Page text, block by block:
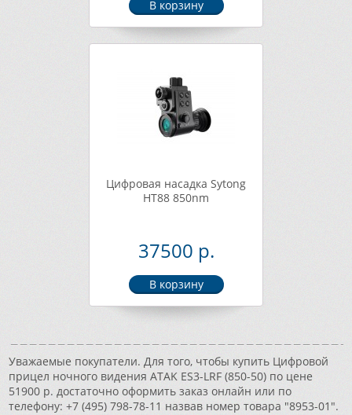
Цифровая насадка Sytong
HT88 850nm
37500 р.
Уважаемые покупатели. Для того, чтобы купить Цифровой
прицел ночного видения ATAK ES3-LRF (850-50) по цене
51900 р. достаточно оформить заказ онлайн или по
телефону: +7 (495) 798-78-11 назвав номер товара "8953-01".